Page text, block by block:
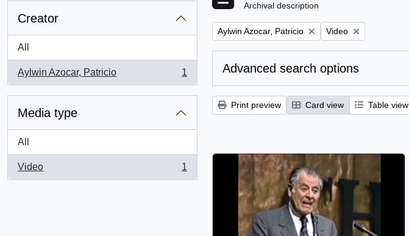
Creator
All
Aylwin Azocar, Patricio
, 1 results
1
Media type
All
Video
, 1 results
1
Archival description
Remove filter:
Aylwin Azocar, Patricio Remove filter:
Video
Advanced search options
Print preview Card view Table view